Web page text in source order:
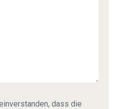
dass die